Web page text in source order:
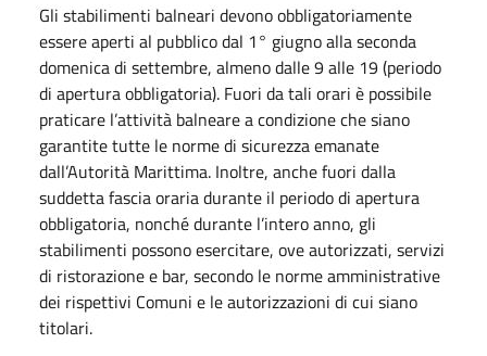
Gli stabilimenti balneari devono obbligatoriamente
essere aperti al pubblico dal 1° giugno alla seconda
domenica di settembre, almeno dalle 9 alle 19 (periodo
di apertura obbligatoria). Fuori da tali orari è possibile
praticare l’attività balneare a condizione che siano
garantite tutte le norme di sicurezza emanate
dall’Autorità Marittima. Inoltre, anche fuori dalla
suddetta fascia oraria durante il periodo di apertura
obbligatoria, nonché durante l’intero anno, gli
stabilimenti possono esercitare, ove autorizzati, servizi
di ristorazione e bar, secondo le norme amministrative
dei rispettivi Comuni e le autorizzazioni di cui siano
titolari.